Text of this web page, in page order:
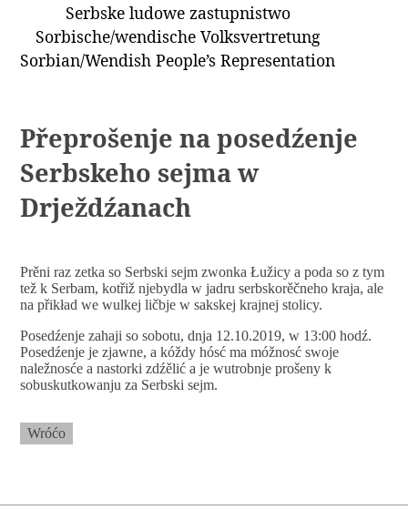
ZAPÓSŁANCY
WUBĚRKI
Serbske ludowe zastupnistwo
Sorbische/wendische Volksvertretung
Sorbian/Wendish People’s Representation
Přeprošenje na posedźenje
Serbskeho sejma w
Drježdźanach
Prěni raz zetka so Serbski sejm zwonka Łužicy a poda so z tym
tež k Serbam, kotřiž njebydla w jadru serbskorěčneho kraja, ale
na přikład we wulkej ličbje w sakskej krajnej stolicy.
Posedźenje zahaji so sobotu, dnja 12.10.2019, w 13:00 hodź.
Posedźenje je zjawne, a kóždy hósć ma móžnosć swoje
naležnosće a nastorki zdźělić a je wutrobnje prošeny k
sobuskutkowanju za Serbski sejm.
Wróćo